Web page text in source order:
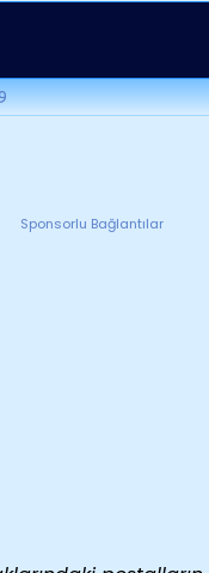
Sponsorlu Bağlantılar